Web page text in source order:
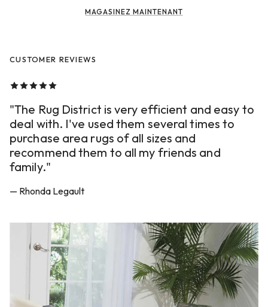
MAGASINEZ MAINTENANT
CUSTOMER REVIEWS
"The Rug District is very efficient and easy to
deal with. I've used them several times to
purchase area rugs of all sizes and
recommend them to all my friends and
family."
— Rhonda Legault